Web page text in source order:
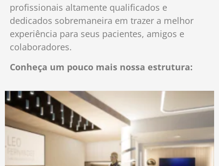
profissionais altamente qualificados e
dedicados sobremaneira em trazer a melhor
experiência para seus pacientes, amigos e
colaboradores.
Conheça um pouco mais nossa estrutura: